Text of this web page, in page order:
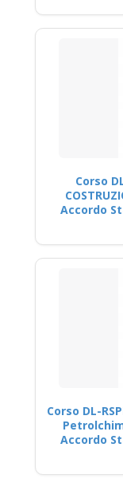
Corso
Accordo
Corso DL-
Accordo